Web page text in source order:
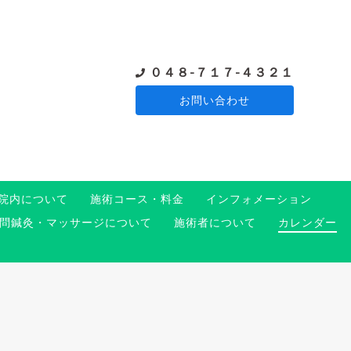
０４８-７１７-４３２１
お問い合わせ
内について 施術コース・料金
インフォメーション
問鍼灸・マッサージについて 施術者について
カレンダー